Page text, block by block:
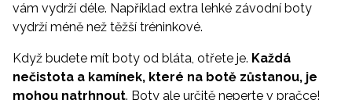
vám vydrží déle. Například extra lehké závodní boty
vydrží méně než těžší tréninkové.
Když budete mít boty od bláta, otřete je. Každá
nečistota a kamínek, které na botě zůstanou, je
mohou natrhnout. Boty ale určitě neperte v pračce!